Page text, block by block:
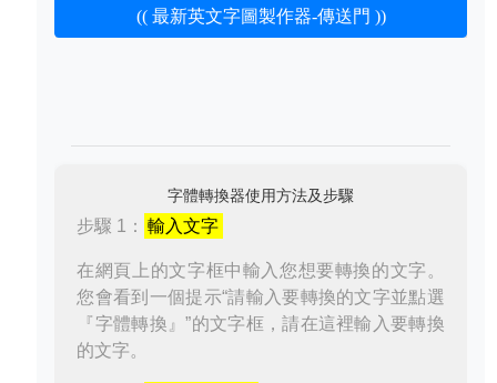
(( 最新英文字圖製作器-傳送門 ))
字體轉換器使用方法及步驟
步驟 1： 輸入文字
在網頁上的文字框中輸入您想要轉換的文字。
您會看到一個提示“請輸入要轉換的文字並點選
『字體轉換』”的文字框，請在這裡輸入要轉換
的文字。